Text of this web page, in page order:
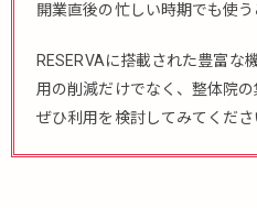
開業直後の忙しい時期でも使う
RESERVAに搭載された豊富な
用の削減だけでなく、整体院の
ぜひ利用を検討してみてくださ